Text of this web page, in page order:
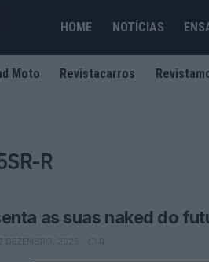
HOME NOTÍCIAS
Moto Revistacarros
R
as suas naked do
DEZEMBRO, 2025 0